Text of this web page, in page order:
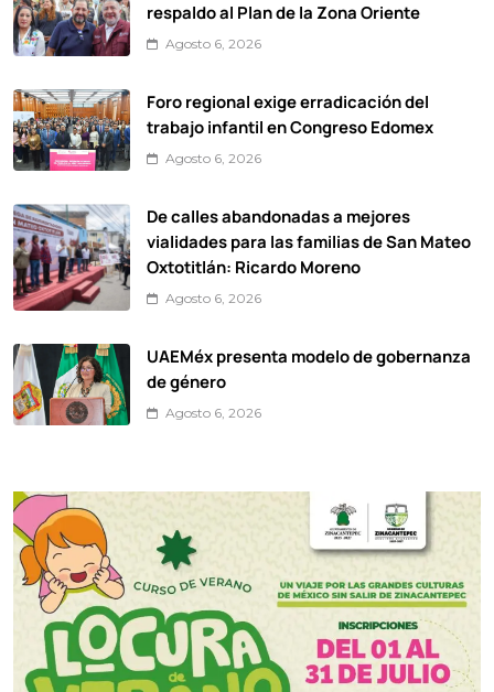
respaldo al Plan de la Zona Oriente
Agosto 6, 2026
Foro regional exige erradicación del
trabajo infantil en Congreso Edomex
Agosto 6, 2026
De calles abandonadas a mejores
vialidades para las familias de San Mateo
Oxtotitlán: Ricardo Moreno
Agosto 6, 2026
UAEMéx presenta modelo de gobernanza
de género
Agosto 6, 2026